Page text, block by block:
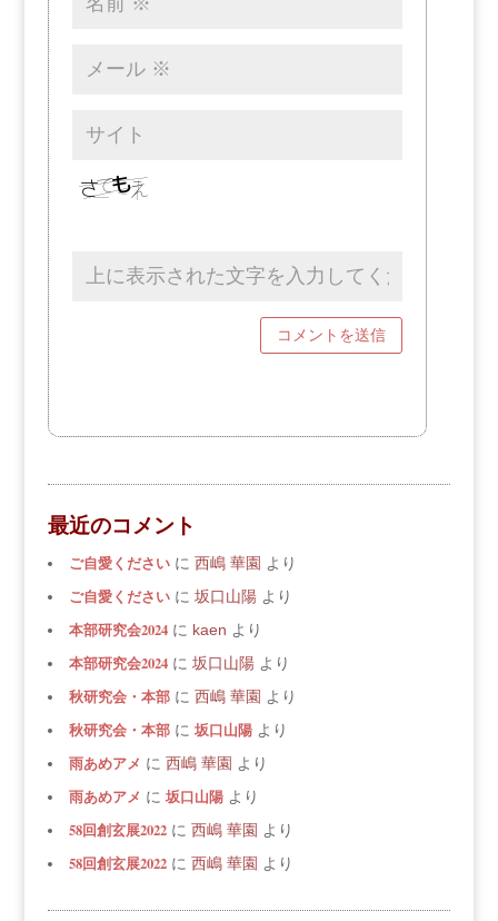
最近のコメント
ご自愛くださいに 西嶋 華園 より
ご自愛くださいに 坂口山陽より
本部研究会2024に kaen より
本部研究会2024に 坂口山陽より
秋研究会・本部に 西嶋 華園 より
秋研究会・本部に 坂口山陽より
雨あめアメ に 西嶋 華園 より
雨あめアメ に 坂口山陽より
58回創玄展2022に 西嶋 華園 より
58回創玄展2022に 西嶋 華園 より